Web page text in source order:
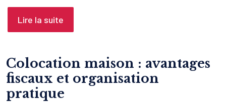
Lire la suite
Colocation maison : avantages
fiscaux et organisation
pratique